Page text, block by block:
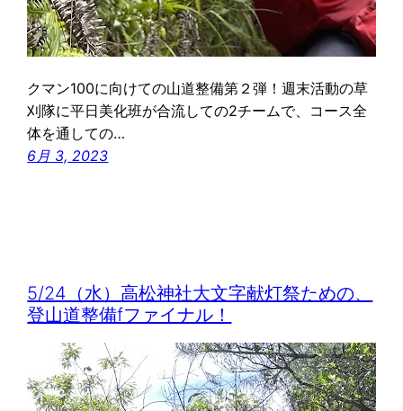
クマン100に向けての山道整備第２弾！週末活動の草
刈隊に平日美化班が合流しての2チームで、コース全
体を通しての…
6月 3, 2023
5/24（水）高松神社大文字献灯祭ための、
登山道整備fファイナル！